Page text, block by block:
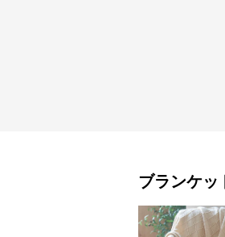
ブランケッ